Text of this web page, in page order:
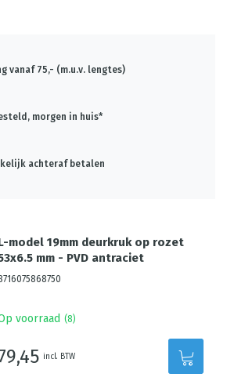
vanaf 75,- (m.u.v. lengtes)
morgen in huis*
achteraf betalen
model 19mm deurkruk op rozet
mm - PVD antraciet
voorraad (8)
incl. BTW